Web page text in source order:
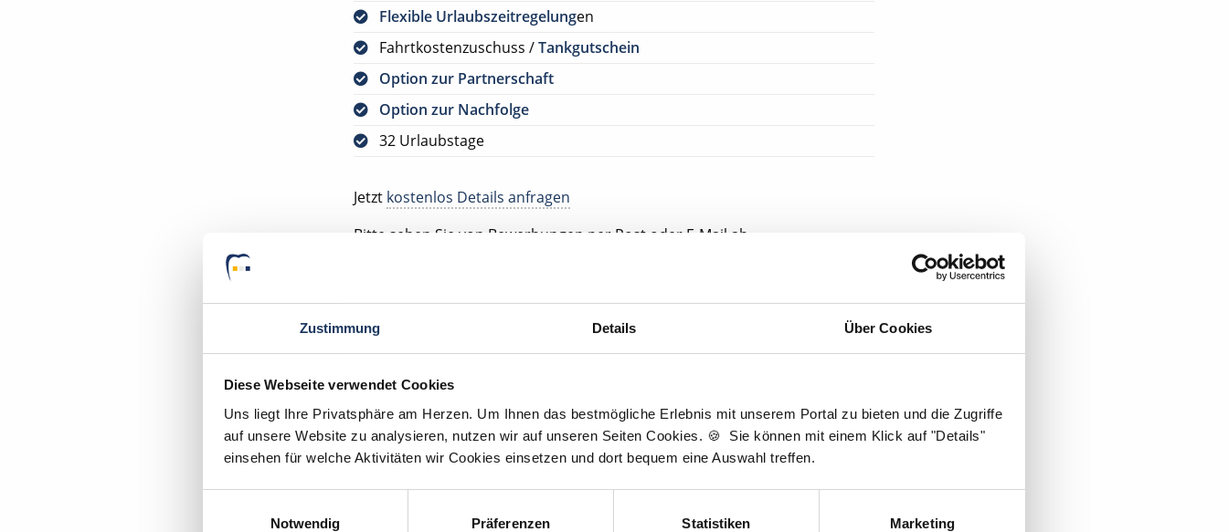
Zustimmung Details Über Cookies
Diese Webseite verwendet Cookies
Uns liegt Ihre Privatsphäre am Herzen. Um Ihnen das bestmögliche Erlebnis mit unserem Portal zu bieten und die Zugriffe
auf unsere Website zu analysieren, nutzen wir auf unseren Seiten Cookies. 🍪 Sie können mit einem Klick auf "Details"
einsehen für welche Aktivitäten wir Cookies einsetzen und dort bequem eine Auswahl treffen.
Notwendig
Präferenzen Statistiken Marketing
Flexible Urlaubszeitregelungen
Fahrtkostenzuschuss /Tankgutschein
Option zur Partnerschaft
Option zur Nachfolge
32 Urlaubstage
Jetzt kostenlos Details anfragen
Bitte sehen Sie von Bewerbungen per Post oder E-Mail ab.
Ihr Deutscher Zahnarzt Service
Jetzt kostenlos Details anfragen